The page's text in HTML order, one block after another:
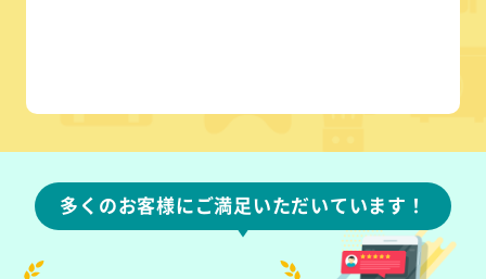
多くのお客様にご満足いただいています！